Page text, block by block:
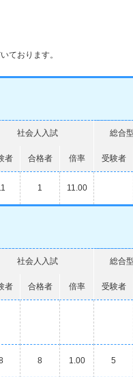
ております。
社会人入試 総合
者 合格者 倍率 受験者
1 11.00
社会人入試 総合
者 合格者 倍率 受験者
8 1.00 5